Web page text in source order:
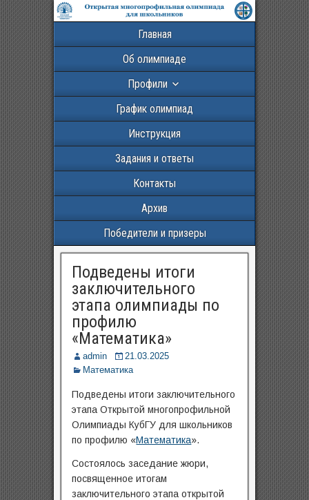
Главная
Об олимпиаде
Профили
График олимпиад
Инструкция
Задания и ответы
Контакты
Архив
Победители и призеры
Подведены итоги
заключительного
этапа олимпиады по
профилю
«Математика»
admin
21.03.2025
Математика
Подведены итоги заключительного
этапа Открытой многопрофильной
Олимпиады КубГУ для школьников
по профилю «Математика».
Состоялось заседание жюри,
посвященное итогам
заключительного этапа открытой